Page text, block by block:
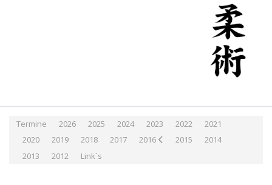
Termine 2026 2025 2024 2023 2022
2021
2020
2019 2018 2017 2016 2015
2014
2013
2012 Link´s